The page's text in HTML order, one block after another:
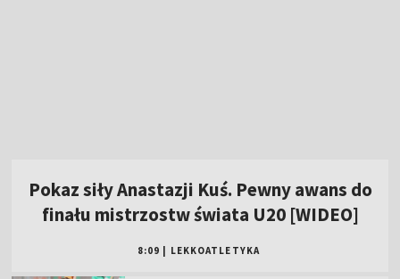
Poważna kontuzja kolegi Lewandowskiego.
Duże osłabienie Fire
To dlatego nie możecie przegapić ME w